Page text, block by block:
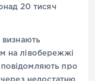
20 тисяч
визнають
на лівобережжі
про